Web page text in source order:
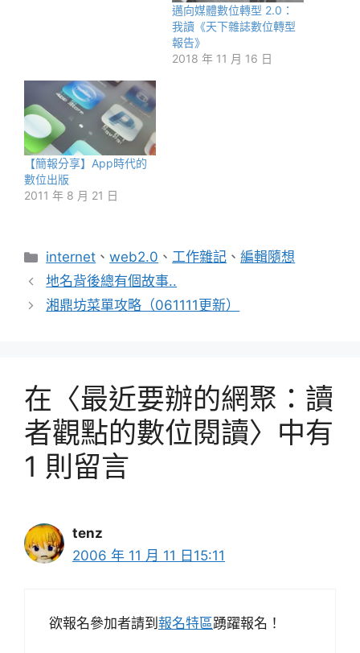
邁向媒體數位轉型 2.0：
我讀《天下雜誌數位轉型
報告》
2018 年 11 月 16 日
【簡報分享】App時代的
數位出版
2011 年 8 月 21 日
分
類
internet 、web2.0 、工作雜記 、編輯隨想
地名背後總有個故事..
湘鼎坊菜單攻略（061111更新）
在〈最近要辦的網聚：讀
者觀點的數位閱讀〉中有
1 則留言
tenz
2006 年 11 月 11 日15:11
欲報名參加者請到 報名特區踴躍報名！